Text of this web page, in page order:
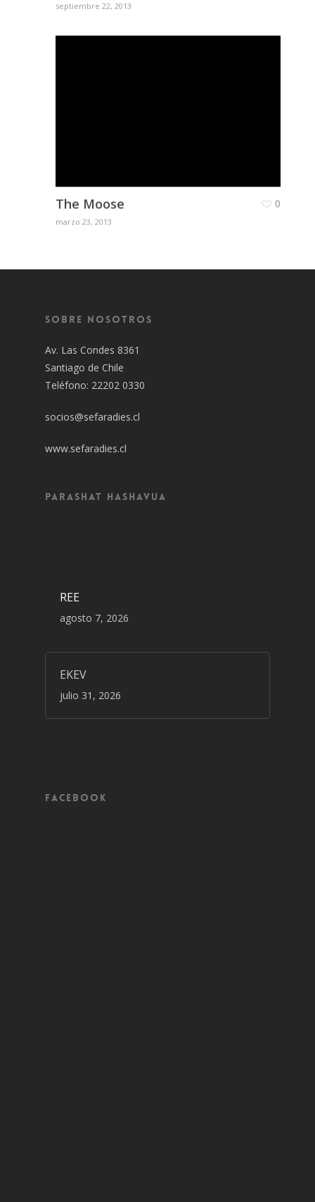
septiembre 22, 2013
The Moose
marzo 23, 2013
0
Sobre Nosotros
Av. Las Condes 8361
Santiago de Chile
Teléfono: 22202 0330
socios@sefaradies.cl
www.sefaradies.cl
Parashat Hashavua
REE
agosto 7, 2026
EKEV
julio 31, 2026
Facebook